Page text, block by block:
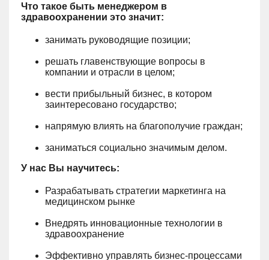
Что такое быть менеджером в
здравоохранении это значит:
занимать руководящие позиции;
решать главенствующие вопросы в
компании и отрасли в целом;
вести прибыльный бизнес, в котором
заинтересовано государство;
напрямую влиять на благополучие граждан;
заниматься социально значимым делом.
У нас Вы научитесь:
Разрабатывать стратегии маркетинга на
медицинском рынке
Внедрять инновационные технологии в
здравоохранение
Эффективно управлять бизнес-процессами